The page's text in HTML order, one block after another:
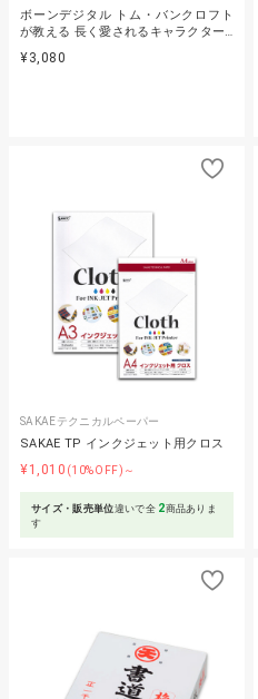
ボーンデジタル トム・バンクロフト
が教える 長く愛されるキャラクター…
¥3,080
SAKAEテクニカルペーパー
SAKAE TP インクジェット用クロス
¥1,010 (10%OFF)～
サイズ・販売単位違いで全 2商品ありま
す